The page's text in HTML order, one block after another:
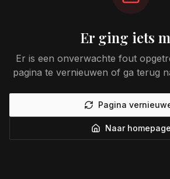
Er ging iets
Er is een onverwachte fout
pagina te vernieuwen of ga terug
Pagina
Naar homepage